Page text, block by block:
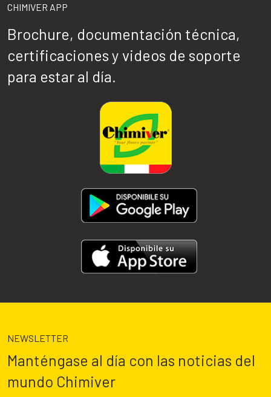
CHIMIVER APP
Brochure, documentación técnica,
certificaciones y videos de soporte
para estar al día.
NEWSLETTER
Manténgase al día con las noticias del
mundo Chimiver